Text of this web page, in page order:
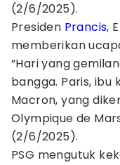
(2/6/2025).
Presiden Prancis,
memberikan
“Hari yang
bangga. Paris, ibu
Macron, yang
Olympique de
(2/6/2025).
PSG mengutuk